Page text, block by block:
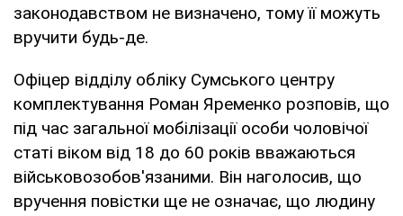
законодавством не визначено, тому її можуть
вручити будь-де.
Офіцер відділу обліку Сумського центру
комплектування Роман Яременко розповів, що
під час загальної мобілізації особи чоловічої
статі віком від 18 до 60 років вважаються
військовозобов'язаними. Він наголосив, що
вручення повістки ще не означає, що людину